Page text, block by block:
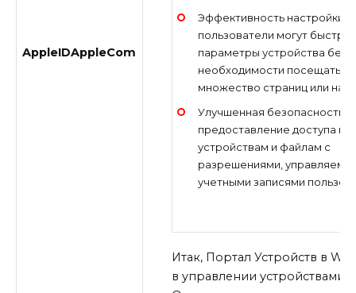
AppleIDAppleCom
Эффективность настройки:
пользователи могут быстро
параметры устройства без
необходимости посещать
множество страниц или
Улучшенная безопасность:
предоставление доступа к
устройствам и файлам с
разрешениями,
учетными записями
Итак, Портал Устройств в
в управлении устройствами,